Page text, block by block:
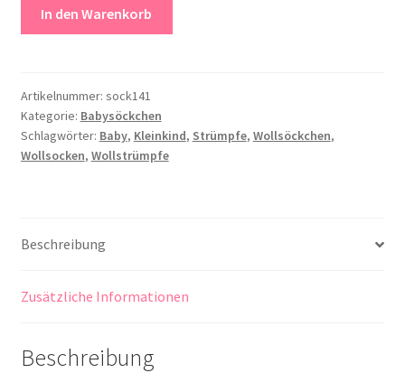
Menge
In den Warenkorb
Artikelnummer: sock141
Kategorie: Babysöckchen
Schlagwörter: Baby, Kleinkind, Strümpfe, Wollsöckchen,
Wollsocken, Wollstrümpfe
Beschreibung
Zusätzliche Informationen
Beschreibung